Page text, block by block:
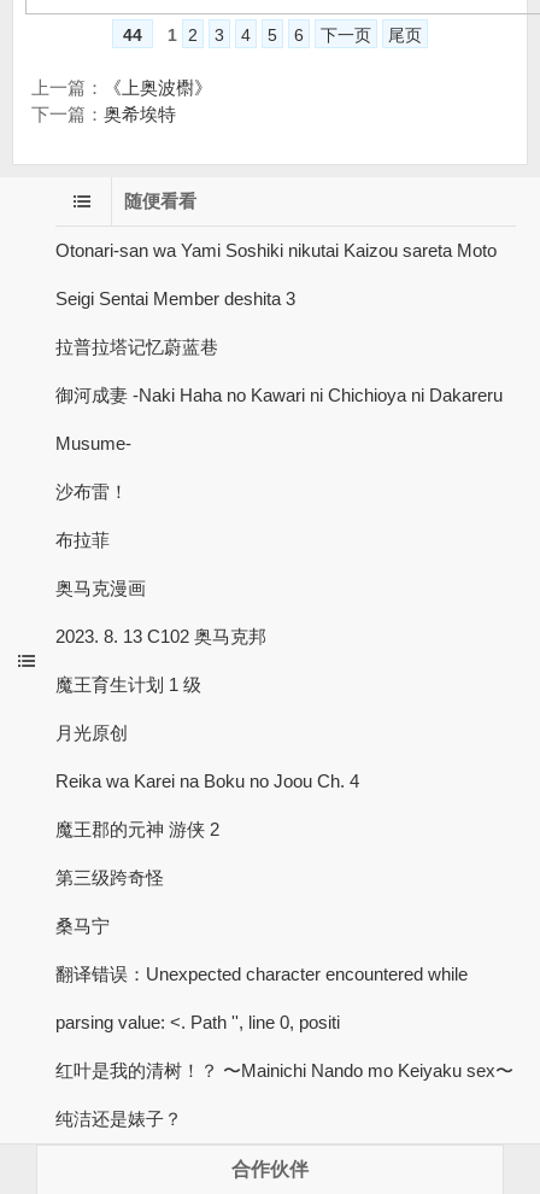
44 1 2 3 4 5 6 下一页 尾页
上一篇：
《上奥波㯹》
下一篇： 奥希埃特
随便看看
Otonari-san wa Yami Soshiki nikutai Kaizou sareta Moto
Seigi Sentai Member deshita 3
拉普拉塔记忆蔚蓝巷
御河成妻 -Naki Haha no Kawari ni Chichioya ni Dakareru
Musume-
沙布雷！
布拉菲
奥马克漫画
2023. 8. 13 C102 奥马克邦
魔王育生计划 1 级
月光原创
Reika wa Karei na Boku no Joou Ch. 4
魔王郡的元神 游侠 2
第三级跨奇怪
桑马宁
翻译错误：Unexpected character encountered while
parsing value: <. Path '', line 0, positi
红叶是我的清树！？ 〜Mainichi Nando mo Keiyaku sex〜
纯洁还是婊子？
合作伙伴